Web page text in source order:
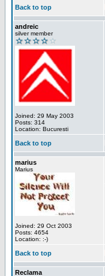
Back to top
andreic
silver member
Joined: 29 May 2003
Posts: 314
Location: Bucuresti
Back to top
marius
Marius
Joined: 29 Oct 2003
Posts: 4654
Location: :-)
Back to top
Reclama